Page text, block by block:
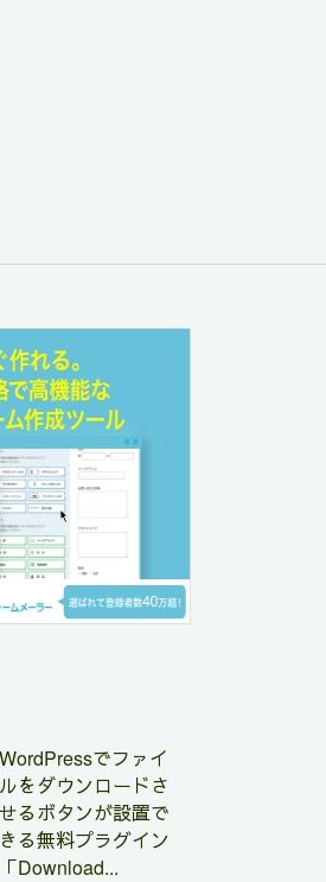
WordPressでファイ
ルをダウンロードさ
せるボタンが設置で
きる無料プラグイン
「Download...